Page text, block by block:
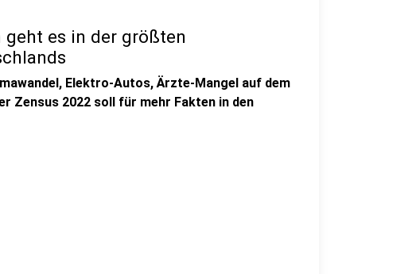
geht es in der größten
Elektro-Autos, Ärzte-Mangel auf dem
Zensus 2022 soll für mehr Fakten in den